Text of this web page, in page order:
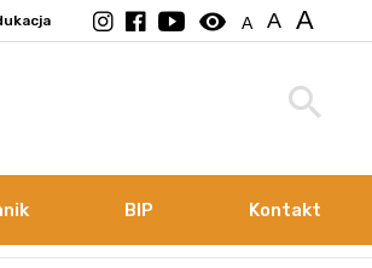
visibility A A A
BIP Kontakt